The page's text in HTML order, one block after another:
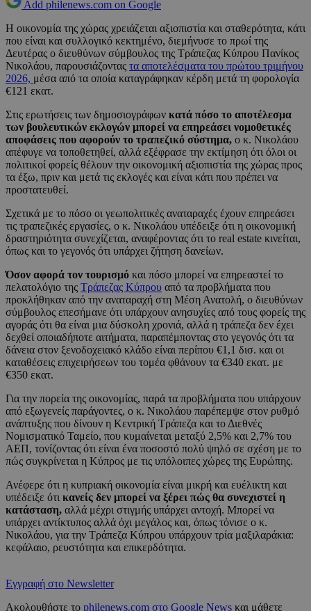
Add philenews.com on Google
Η οικονομία της χώρας χρειάζεται αξιοπιστία και σταθερότητα, κάτι
που είναι και συλλογικό κεκτημένο, διεμήνυσε το πρωί της
Δευτέρας ο διευθύνων σύμβουλος της Τράπεζας Κύπρου Πανίκος
Νικολάου, παρουσιάζοντας τα αποτελέσματα του πρώτου τριμήνου
2026, μέσα από τα οποία καταγράφηκαν κέρδη μετά τη φορολογία
€121 εκατ.
Στις ερωτήσεις των δημοσιογράφων κατά πόσο το αποτέλεσμα
των βουλευτικών εκλογών μπορεί να επηρεάσει νομοθετικές
αποφάσεις που αφορούν το τραπεζικό σύστημα, ο κ. Νικολάου
απέφυγε να τοποθετηθεί, αλλά εξέφρασε την εκτίμηση ότι όλοι οι
πολιτικοί φορείς θέλουν την οικονομική αξιοπιστία της χώρας προς
τα έξω, πριν και μετά τις εκλογές και είναι κάτι που πρέπει να
προστατευθεί.
Σχετικά με το πόσο οι γεωπολιτικές αναταραχές έχουν επηρεάσει
τις τραπεζικές εργασίες, ο κ. Νικολάου υπέδειξε ότι η οικονομική
δραστηριότητα συνεχίζεται, αναφέροντας ότι το real estate κινείται,
όπως και το γεγονός ότι υπάρχει ζήτηση δανείων.
Όσον αφορά τον τουρισμό και πόσο μπορεί να επηρεαστεί το
πελατολόγιο της Τράπεζας Κύπρου από τα προβλήματα που
προκλήθηκαν από την αναταραχή στη Μέση Ανατολή, ο διευθύνων
σύμβουλος επεσήμανε ότι υπάρχουν ανησυχίες από τους φορείς της
αγοράς ότι θα είναι μια δύσκολη χρονιά, αλλά η τράπεζα δεν έχει
δεχθεί οποιαδήποτε αιτήματα, παραπέμποντας στο γεγονός ότι τα
δάνεια στον ξενοδοχειακό κλάδο είναι περίπου €1,1 δισ. και οι
καταθέσεις επιχειρήσεων του τομέα φθάνουν τα €340 εκατ. με
€350 εκατ.
Για την πορεία της οικονομίας, παρά τα προβλήματα που υπάρχουν
από εξωγενείς παράγοντες, ο κ. Νικολάου παρέπεμψε στον ρυθμό
ανάπτυξης που δίνουν η Κεντρική Τράπεζα και το Διεθνές
Νομισματικό Ταμείο, που κυμαίνεται μεταξύ 2,5% και 2,7% του
ΑΕΠ, τονίζοντας ότι είναι ένα ποσοστό πολύ ψηλό σε σχέση με το
πώς συγκρίνεται η Κύπρος με τις υπόλοιπες χώρες της Ευρώπης.
Ανέφερε ότι η κυπριακή οικονομία είναι μικρή και ευέλικτη και
υπέδειξε ότι κανείς δεν μπορεί να ξέρει πώς θα συνεχιστεί η
κατάσταση, αλλά μέχρι στιγμής υπάρχει αντοχή. Μπορεί να
υπάρχει αντίκτυπος αλλά όχι μεγάλος και, όπως τόνισε ο κ.
Νικολάου, για την Τράπεζα Κύπρου υπάρχουν τρία μαξιλαράκια:
κεφάλαιο, ρευστότητα και επικερδότητα.
Εγγραφή στο Newsletter
Ακολουθήστε το philenews.com στο Google News και μάθετε